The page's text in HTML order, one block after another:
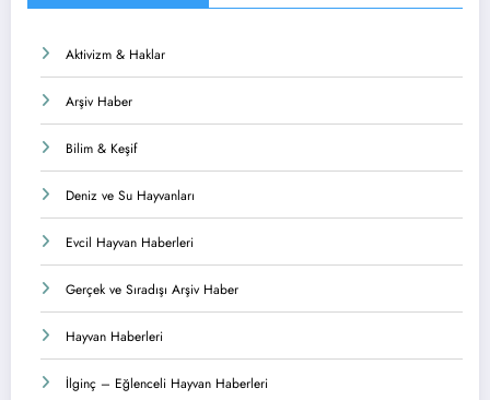
Aktivizm & Haklar
Arşiv Haber
Bilim & Keşif
Deniz ve Su Hayvanları
Evcil Hayvan Haberleri
Gerçek ve Sıradışı Arşiv Haber
Hayvan Haberleri
İlginç – Eğlenceli Hayvan Haberleri